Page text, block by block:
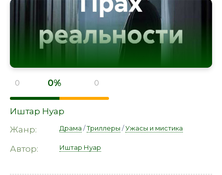
0 0% 0
Иштар Нуар
Жанр:
Драма /Триллеры /Ужасы и мистика
Автор: Иштар Нуар